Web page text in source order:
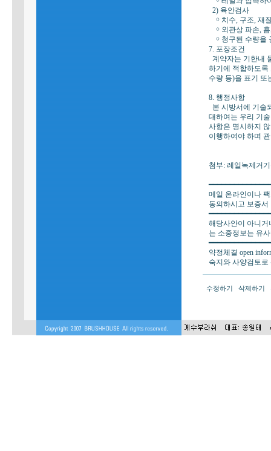
2) 육안검사
￮ 치수, 구조, 재
￮ 외관상 파손,
￮ 청구된 수량을
7. 포장조건
계약자는 기한내
하기에 적합하도
수량 등)을 표기 또
8. 행정사항
본 시방서에 기
대하여는 우리 기
사항은 명시하지
이행하여야 하며
첨부: 레일녹제거
메일 온라인이나
동의하시고 보증
해당사안이 아니
는 소중정보는 유
약정체결 open
숙지와 사양검토
수정하기 삭제하기